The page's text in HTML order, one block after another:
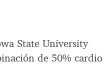
State University
de 50% cardio